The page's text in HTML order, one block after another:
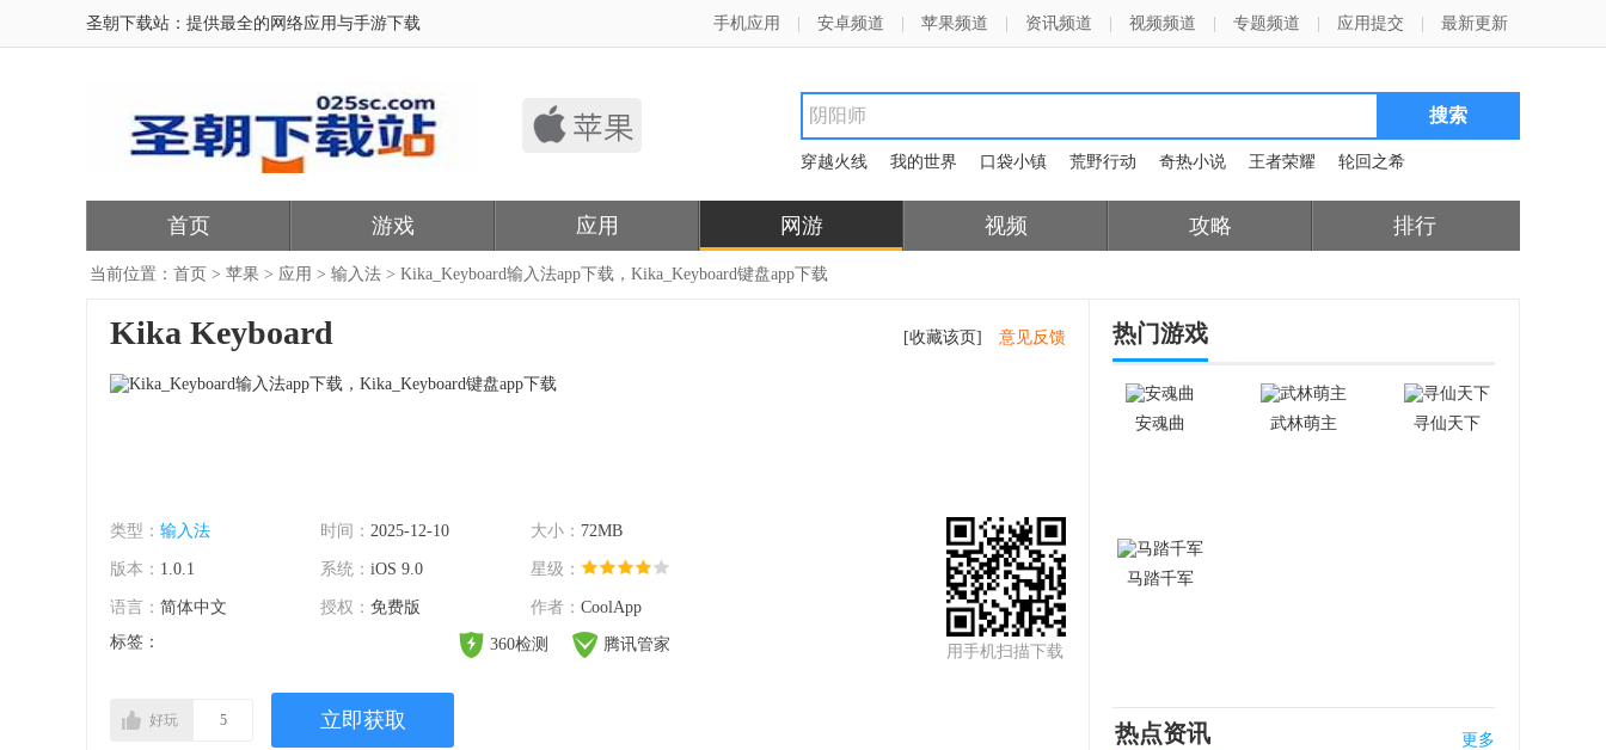
圣朝下载站：提供最全的网络应用与手游下载 手机应用 安卓频道 苹果频道 资讯频道 视频频道 专题频道 应用提交 最新更新
穿越火线 我的世界 口袋小镇 荒野行动 奇热小说 王者荣耀 轮回之希
首页 游戏 应用 网游 视频 攻略 排行
当前位置： 首页 > 苹果 > 应用 > 输入法 > Kika_Keyboard输入法app下载，Kika_Keyboard键盘app下载
Kika Keyboard [收藏该页] 意见反馈
类型： 输入法 时间： 2025-12-10 大小： 72MB
版本： 1.0.1 系统： iOS 9.0 星级：
语言： 简体中文 授权： 免费版 作者： CoolApp
标签：
360检测 腾讯管家 用手机扫描下载
好玩 5 立即获取
热门游戏
安魂曲 武林萌主 寻仙天下
马踏千军
热点资讯 更多